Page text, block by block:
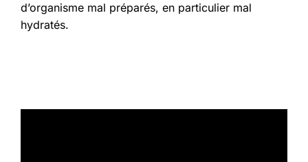
d’organisme mal préparés, en particulier mal
hydratés.